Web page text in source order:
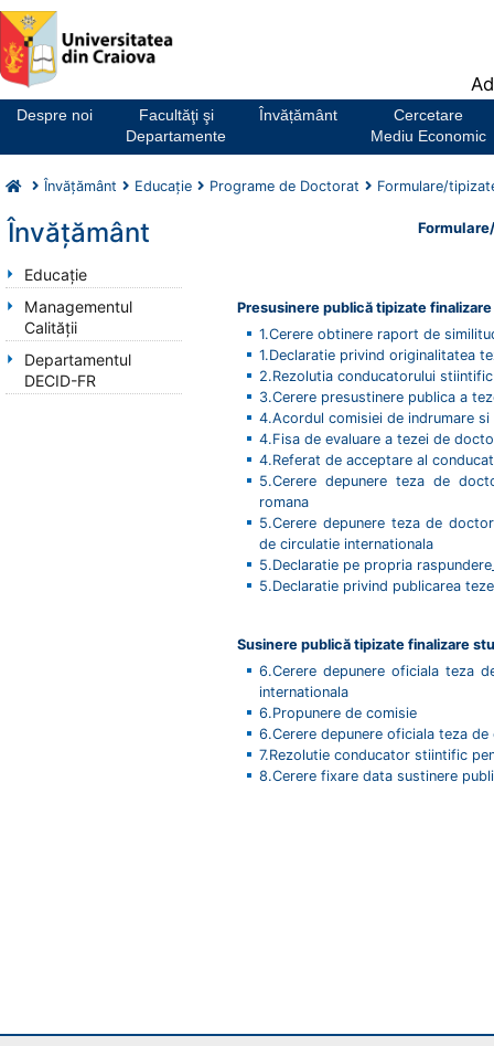
Notă:
Acest
website
un
sistem
accesibilitate.
Despre noi
Facultăţi şi
Departamente
Învățământ
Cercetare
Mediu Economic
Învăţământ Educaţie Programe de Doctorat Formulare/
Învăţământ
Educaţie
Managementul
Calității
Departamentul
DECID-FR
Presusinere publică tipizate finalizare
1.Cerere obtinere raport de
1.Declaratie privind originalitatea
2.Rezolutia conducatorului
3.Cerere presustinere publica a
4.Acordul comisiei de indrumare
4.Fisa de evaluare a tezei de
4.Referat de acceptare al
5.Cerere depunere teza de
romana
5.Cerere depunere teza de
de circulatie internationala
5.Declaratie pe propria
5.Declaratie privind publicarea
Susinere publică tipizate finalizare
6.Cerere depunere oficiala teza
internationala
6.Propunere de comisie
6.Cerere depunere oficiala teza
7.Rezolutie conducator stiintific
8.Cerere fixare data sustinere